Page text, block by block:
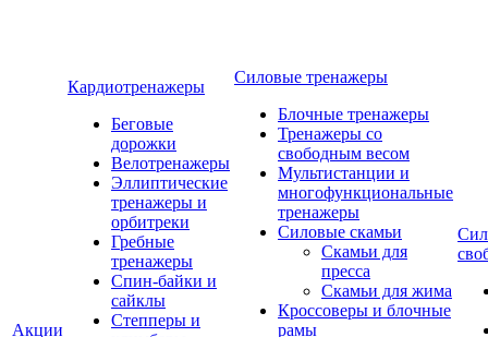
Акции
Кардиотренажеры
Беговые
дорожки
Велотренажеры
Эллиптические
тренажеры и
орбитреки
Гребные
тренажеры
Спин-байки и
сайклы
Степперы и
Силовые тренажеры
Блочные тренажеры
Тренажеры со
свободным весом
Мультистанции и
многофункциональные
тренажеры
Силовые скамьи
Скамьи для
пресса
Скамьи для жима
Кроссоверы и блочные
рамы